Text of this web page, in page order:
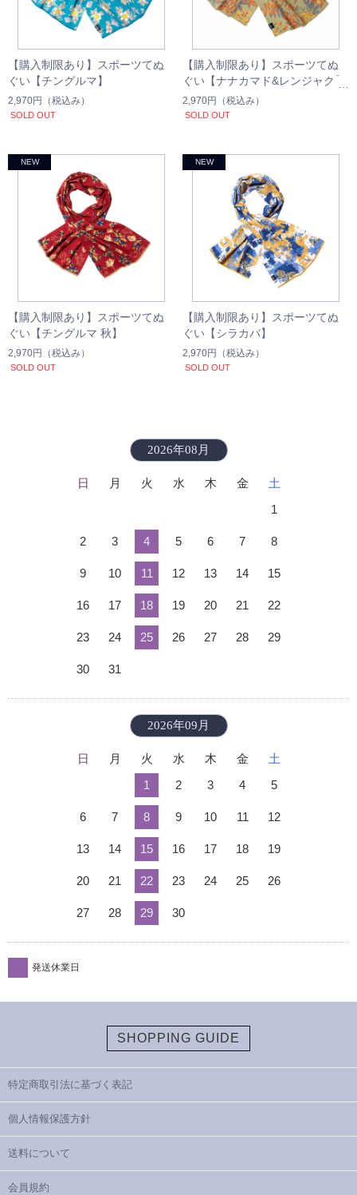
【購入制限あり】スポーツてぬ
ぐい【チングルマ】
2,970円 （税込み）
SOLD OUT
【購入制限あり】スポーツてぬ
ぐい【ナナカマド&レンジャク】
2,970円 （税込み）
SOLD OUT
【購入制限あり】スポーツてぬ
ぐい【チングルマ 秋】
2,970円 （税込み）
SOLD OUT
【購入制限あり】スポーツてぬ
ぐい【シラカバ】
2,970円 （税込み）
SOLD OUT
2026年08月
日 月 火 水 木 金
土
1
2 3 4 5 6 7 8
9 10 11 12 13 14 15
16 17 18 19 20 21 22
23 24 25 26 27 28 29
30 31
2026年09月
日 月 火 水 木 金
土
1
2 3 4 5
6 7 8 9 10 11 12
13 14 15 16 17 18 19
20 21 22 23 24 25 26
27 28 29 30
発送休業日
SHOPPING GUIDE
特定商取引法に基づく表記
個人情報保護方針
送料について
会員規約